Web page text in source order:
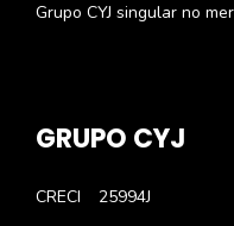
Grupo CYJ singular no
GRUPO CYJ
CRECI
25994J